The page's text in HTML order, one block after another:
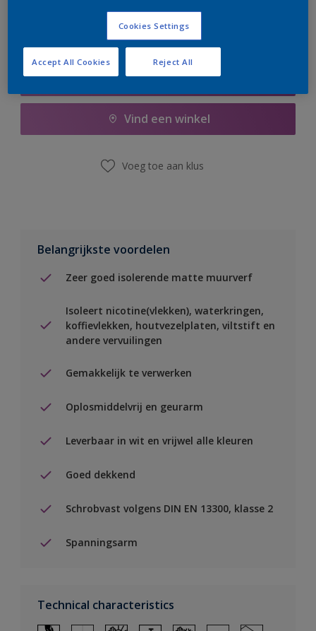
Boodschappenlijst
Vind een winkel
Voeg toe aan klus
Belangrijkste voordelen
Zeer goed isolerende matte muurverf
Isoleert nicotine(vlekken), waterkringen,
koffievlekken, houtvezelplaten, viltstift en
andere vervuilingen
Gemakkelijk te verwerken
Oplosmiddelvrij en geurarm
Leverbaar in wit en vrijwel alle kleuren
Goed dekkend
Schrobvast volgens DIN EN 13300, klasse 2
Spanningsarm
Technical characteristics
Cookies Settings
Reject All
Accept All Cookies